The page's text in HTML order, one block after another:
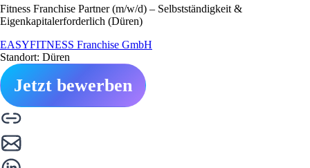
Fitness Franchise Partner (m/w/d) – Selbstständigkeit &
Eigenkapitalerforderlich (Düren)
EASYFITNESS Franchise GmbH
Standort: Düren
Jetzt bewerben